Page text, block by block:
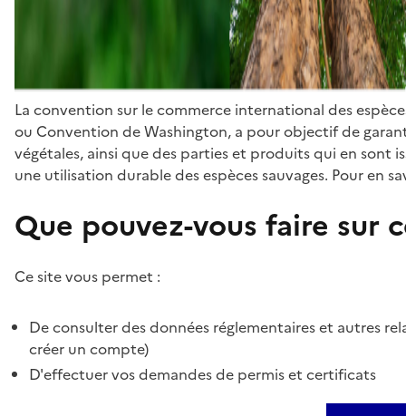
La convention sur le commerce international des
ou Convention de Washington, a pour objectif de
végétales, ainsi que des parties et produits qui en sont
une utilisation durable des espèces sauvages. Pour en
Que pouvez-vous faire sur
Ce site vous permet :
De consulter des données réglementaires et autres
créer un compte)
D'effectuer vos demandes de permis et certificats